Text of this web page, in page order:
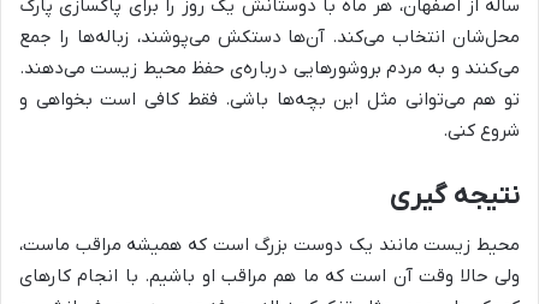
ساله از اصفهان، هر ماه با دوستانش یک روز را برای پاکسازی پارک
محل‌شان انتخاب می‌کند. آن‌ها دستکش می‌پوشند، زباله‌ها را جمع
می‌کنند و به مردم بروشورهایی درباره‌ی حفظ محیط زیست می‌دهند.
تو هم می‌توانی مثل این بچه‌ها باشی. فقط کافی است بخواهی و
شروع کنی.
نتیجه گیری
محیط زیست مانند یک دوست بزرگ است که همیشه مراقب ماست،
ولی حالا وقت آن است که ما هم مراقب او باشیم. با انجام کارهای